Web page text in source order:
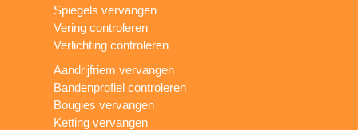
Spiegels vervangen
Vering controleren
Verlichting controleren
Aandrijfriem vervangen
Bandenprofiel controleren
Bougies vervangen
Ketting vervangen